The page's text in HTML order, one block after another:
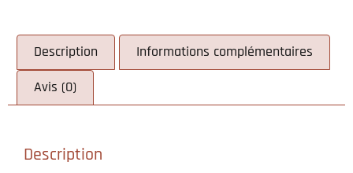
Description Informations complémentaires
Avis (0)
Description